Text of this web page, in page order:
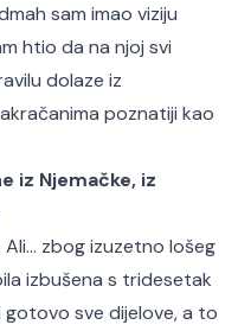
sam imao viziju
htio da na njoj svi
dolaze iz
poznatiji kao
iz Njemačke, iz
zbog izuzetno lošeg
izbušena s tridesetak
sve dijelove, a to